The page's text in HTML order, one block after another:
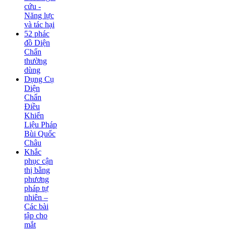
cứu -
Năng lực
và tác hại
52 phác
đồ Diện
Chẩn
thường
dùng
Dụng Cụ
Diện
Chẩn
Điều
Khiển
Liệu Pháp
Bùi Quốc
Châu
Khắc
phục cận
thị bằng
phương
pháp tự
nhiên –
Các bài
tập cho
mắt